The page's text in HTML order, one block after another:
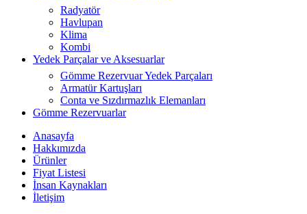
Radyatör
Havlupan
Klima
Kombi
Yedek Parçalar ve Aksesuarlar
Gömme Rezervuar Yedek Parçaları
Armatür Kartuşları
Conta ve Sızdırmazlık Elemanları
Gömme Rezervuarlar
Anasayfa
Hakkımızda
Ürünler
Fiyat Listesi
İnsan Kaynakları
İletişim